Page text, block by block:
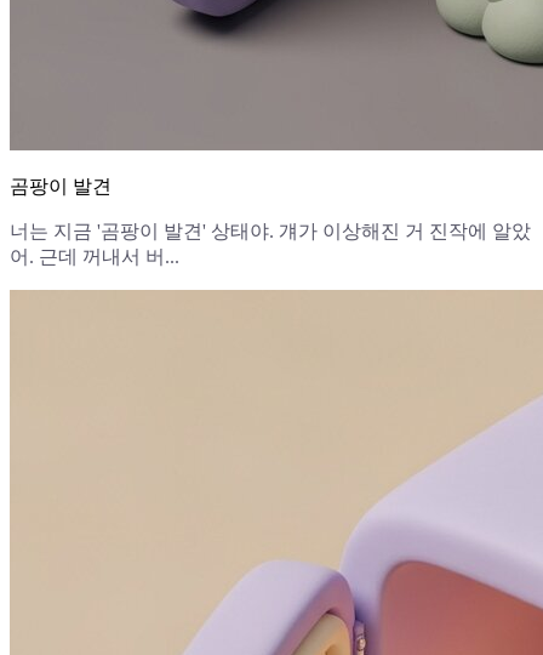
곰팡이 발견
너는 지금 '곰팡이 발견' 상태야. 걔가 이상해진 거 진작에 알았
어. 근데 꺼내서 버...